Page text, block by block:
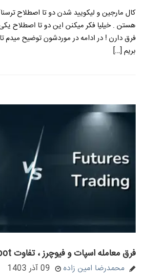
کال مارجین و لیکویید شدن دو تا اصطلاح
هستن . خیلیا فکر میکنن این دو تا اصطلاح
فرق دارن ! در ادامه در موردشون توضیح میدم
بریم […]
فرق معامله اسپات و فیوچرز ، تفاوت Spot و Futures
محمدرضا امین زاده 09 آذر 1403